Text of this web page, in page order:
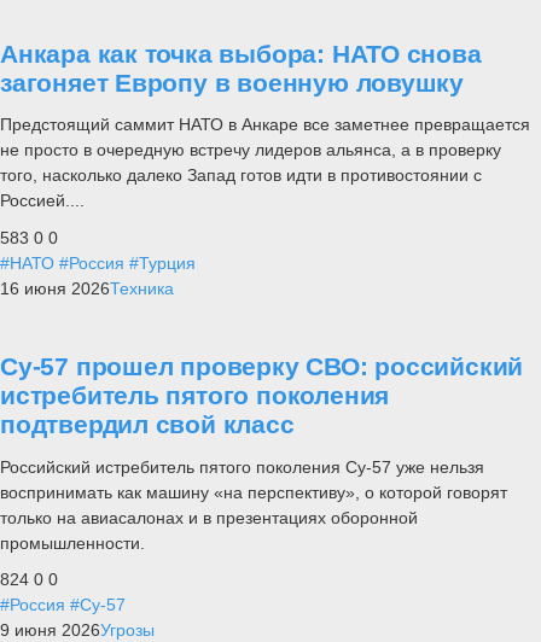
Анкара как точка выбора: НАТО снова
загоняет Европу в военную ловушку
Предстоящий саммит НАТО в Анкаре все заметнее превращается
не просто в очередную встречу лидеров альянса, а в проверку
того, насколько далеко Запад готов идти в противостоянии с
Россией....
583 0 0
#НАТО #Россия #Турция
16 июня 2026Техника
Су-57 прошел проверку СВО: российский
истребитель пятого поколения
подтвердил свой класс
Российский истребитель пятого поколения Су-57 уже нельзя
воспринимать как машину «на перспективу», о которой говорят
только на авиасалонах и в презентациях оборонной
промышленности.
824 0 0
#Россия #Су-57
9 июня 2026Угрозы